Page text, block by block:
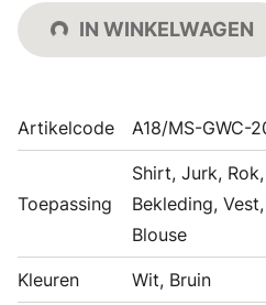
IN WINKELWAGEN
Artikelcode A18/MS-GWC-
Toepassing
Shirt, Jurk,
Bekleding,
Blouse
Kleuren Wit, Bruin